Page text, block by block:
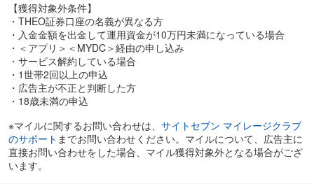
▼3つの機能ポートフォリオ
（1）長期的に高い成長を目指す、株式を中心として組み入れる「グ
ロースポートフォリオ」
（2）安定的かつ着実に資産成長を目指す、債券を中心に組み入れる
「インカム・ポートフォリオ」
（3）物価変動による影響から資産を守りリスクの軽減を狙う、
実物資産を中心に組み入れる「インフレヘッジポートフォリオ」
３、資産運用に大切なメンテナンスも自動で実施！
資産運用に欠かせない4つのメンテナンスを、THEOは定期的に自動
で行います。
【獲得対象外条件】
・THEO証券口座の名義が異なる方
・入金金額を出金して運用資金が10万円未満になっている場合
・＜アプリ＞＜MYDC＞経由の申し込み
・サービス解約している場合
・1世帯2回以上の申込
・広告主が不正と判断した方
・18歳未満の申込
※マイルに関するお問い合わせは、 サイトセブン マイレージクラブ
のサポート までお問い合わせください。マイルについて、広告主に
直接お問い合わせをした場合、マイル獲得対象外となる場合がござ
います。